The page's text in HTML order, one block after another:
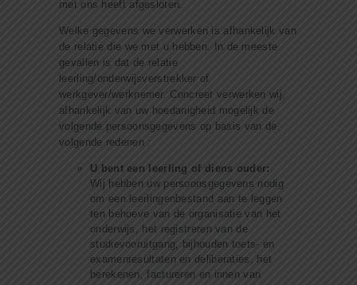
met ons heeft afgesloten.
Welke gegevens we verwerken is afhankelijk van
de relatie die we met u hebben. In de meeste
gevallen is dat de relatie
leerling/onderwijsverstrekker of
werkgever/werknemer. Concreet verwerken wij,
afhankelijk van uw hoedanigheid mogelijk de
volgende persoonsgegevens op basis van de
volgende redenen :
U bent een leerling of diens ouder:
Wij hebben uw persoonsgegevens nodig
om een leerlingenbestand aan te leggen
ten behoeve van de organisatie van het
onderwijs, het registreren van de
studievooruitgang, bijhouden toets- en
examenresultaten en deliberaties, het
berekenen, factureren en innen van